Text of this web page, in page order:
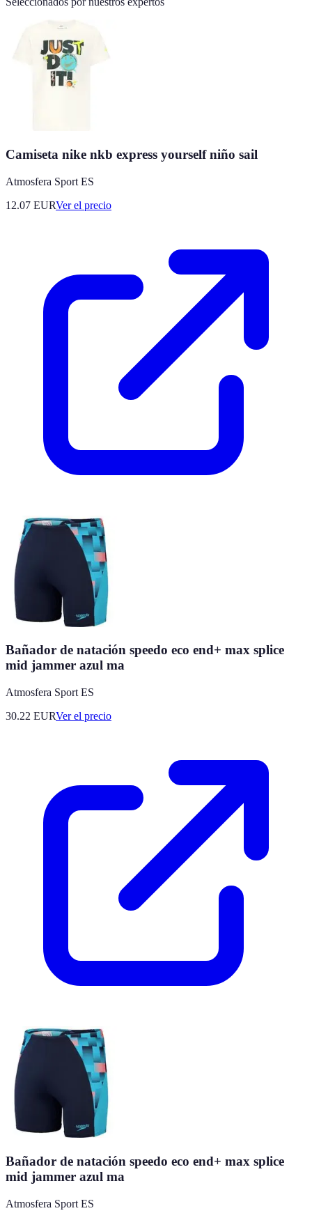
Camiseta nike nkb express yourself niño sail
Atmosfera Sport ES
12.07 EURVer el precio
Bañador de natación speedo eco end+ max splice
mid jammer azul ma
Atmosfera Sport ES
30.22 EURVer el precio
Bañador de natación speedo eco end+ max splice
mid jammer azul ma
Atmosfera Sport ES